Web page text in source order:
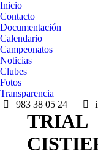
Inicio
Contacto
Documentación
Calendario
Campeonatos
Noticias
Clubes
Fotos
Transparencia
983 38 05 24
TRIAL